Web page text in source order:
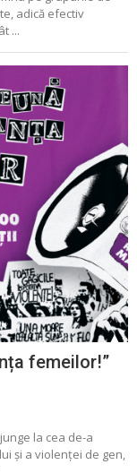
adică efectiv
...
femeilor!”
la cea de-a
și a violenței de gen,